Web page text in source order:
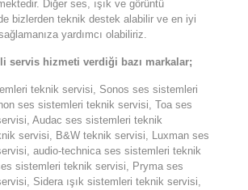
Diğer ses, ışık ve görüntü
bizlerden teknik destek alabilir ve en iyi
yardımcı olabiliriz.
servis hizmeti verdiği bazı markalar;
teknik servisi, Sonos ses sistemleri
ses sistemleri teknik servisi, Toa ses
Audac ses sistemleri teknik
servisi, B&W teknik servisi, Luxman ses
audio-technica ses sistemleri teknik
sistemleri teknik servisi, Pryma ses
Sidera ışık sistemleri teknik servisi,